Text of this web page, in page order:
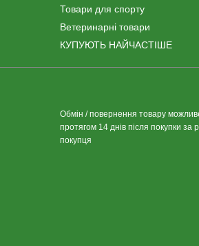
Товари для спорту
Ветеринарні товари
КУПУЮТЬ НАЙЧАСТІШЕ
Обмін / повернення товару
протягом 14 днів після покупки за
покупця